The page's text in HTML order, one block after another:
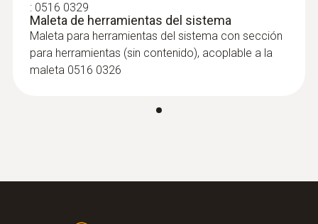
: 0516 0329
Maleta de herramientas del sistema
Maleta para herramientas del sistema con sección
para herramientas (sin contenido), acoplable a la
maleta 0516 0326